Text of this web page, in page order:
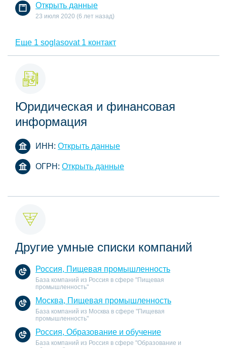
Открыть данные
23 июля 2020 (6 лет назад)
Еще 1 soglasovat 1 контакт
Юридическая и финансовая
информация
ИНН: Открыть данные
ОГРН: Открыть данные
Другие умные списки компаний
Россия, Пищевая промышленность
База компаний из Россия в сфере "Пищевая
промышленность"
Москва, Пищевая промышленность
База компаний из Москва в сфере "Пищевая
промышленность"
Россия, Образование и обучение
База компаний из Россия в сфере "Образование и